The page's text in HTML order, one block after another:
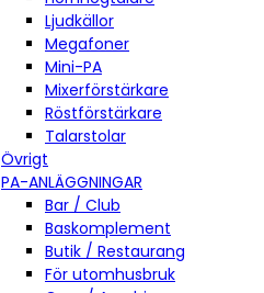
Ljudkällor
Megafoner
Mini-PA
Mixerförstärkare
Röstförstärkare
Talarstolar
Övrigt
PA-ANLÄGGNINGAR
Bar / Club
Baskomplement
Butik / Restaurang
För utomhusbruk